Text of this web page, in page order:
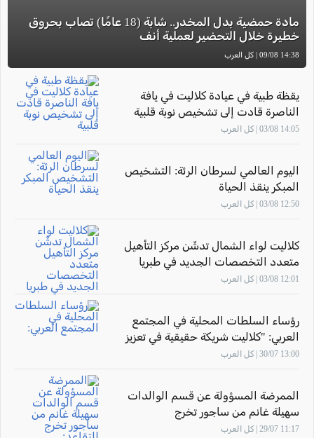
مادة حمضية بدل المخدر.. شابة (18 عامًا) تصاب بحروق
خطيرة خلال التحضير لعملية أنف
14:38 09/08 | كل العرب
يقظة طبية في عيادة كلاليت في يافة
الناصرة قادت إلى تشخيص نوبة قلبية
14:05 03/08 | كل العرب
اليوم العالمي لسرطان الرئة: التشخيص
المبكر ينقذ الحياة
12:50 03/08 | كل العرب
كلاليت لواء الشمال تدشّن مركز التأهيل
متعدد التخصصات الجديد في طبريا
12:01 03/08 | كل العرب
رؤساء السلطات المحلية في المجتمع
العربي: "كلاليت شريكة حقيقية في تعزيز
صحة أهالينا"
13:00 30/07 | كل العرب
الممرضة المسؤولة عن قسم الوالدات
سهيلة غانم من ساجور تخرج
للتقاعد: "أشعر بالفخر لأنني ساهمت في
11:17 29/07 | كل العرب